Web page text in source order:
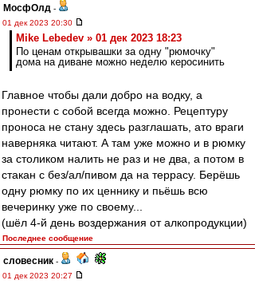
МосфОлд -
01 дек 2023 20:30
Mike Lebedev » 01 дек 2023 18:23
По ценам открывашки за одну "рюмочку"
дома на диване можно неделю керосинить
Главное чтобы дали добро на водку, а
пронести с собой всегда можно. Рецептуру
проноса не стану здесь разглашать, ато враги
наверняка читают. А там уже можно и в рюмку
за столиком налить не раз и не два, а потом в
стакан с без/ал/пивом да на террасу. Берёшь
одну рюмку по их ценнику и пьёшь всю
вечеринку уже по своему...
(шёл 4-й день воздержания от алкопродукции)
Последнее сообщение
словесник -
01 дек 2023 20:27